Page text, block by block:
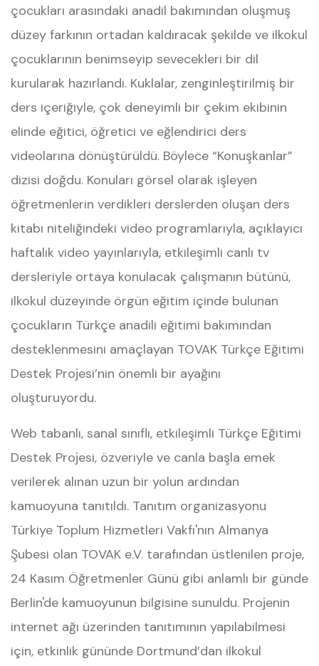
çocukları arasındaki anadil bakımından oluşmuş
düzey farkının ortadan kaldıracak şekilde ve ilkokul
çocuklarının benimseyip sevecekleri bir dil
kurularak hazırlandı. Kuklalar, zenginleştirilmiş bir
ders içeriğiyle, çok deneyimli bir çekim ekibinin
elinde eğitici, öğretici ve eğlendirici ders
videolarına dönüştürüldü. Böylece “Konuşkanlar”
dizisi doğdu. Konuları görsel olarak işleyen
öğretmenlerin verdikleri derslerden oluşan ders
kitabı niteliğindeki video programlarıyla, açıklayıcı
haftalık video yayınlarıyla, etkileşimli canlı tv
dersleriyle ortaya konulacak çalışmanın bütünü,
ilkokul düzeyinde örgün eğitim içinde bulunan
çocukların Türkçe anadili eğitimi bakımından
desteklenmesini amaçlayan TOVAK Türkçe Eğitimi
Destek Projesi’nin önemli bir ayağını
oluşturuyordu.
Web tabanlı, sanal sınıflı, etkileşimli Türkçe Eğitimi
Destek Projesi, özveriyle ve canla başla emek
verilerek alınan uzun bir yolun ardından
kamuoyuna tanıtıldı. Tanıtım organizasyonu
Türkiye Toplum Hizmetleri Vakfı'nın Almanya
Şubesi olan TOVAK e.V. tarafından üstlenilen proje,
24 Kasım Öğretmenler Günü gibi anlamlı bir günde
Berlin'de kamuoyunun bilgisine sunuldu. Projenin
internet ağı üzerinden tanıtımının yapılabilmesi
için, etkinlik gününde Dortmund’dan ilkokul